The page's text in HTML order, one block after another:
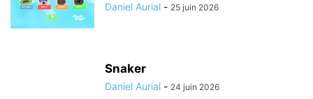
Daniel Aurial - 25 juin 2026
Snaker
Daniel Aurial - 24 juin 2026